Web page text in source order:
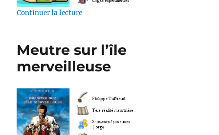
Continuer la lecturede « Le Dragon de la farce »
Meutre sur l’île
merveilleuse